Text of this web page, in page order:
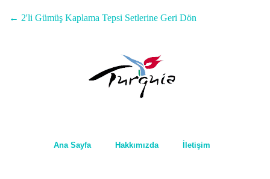
← 2'li Gümüş Kaplama Tepsi Setlerine Geri Dön
Ana Sayfa Hakkımızda İletişim